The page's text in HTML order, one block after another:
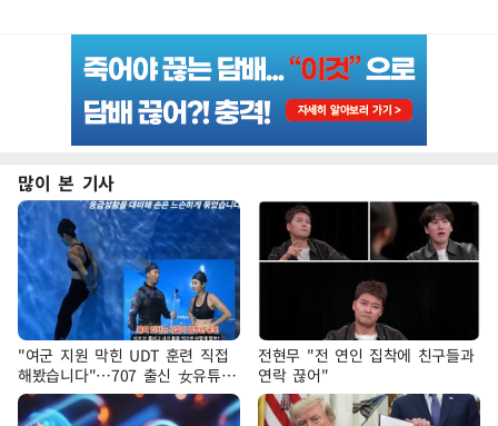
많이 본 기사
"여군 지원 막힌 UDT 훈련 직접
해봤습니다"…707 출신 女유튜버
'완벽 소화'
전현무 "전 연인 집착에 친구들과
연락 끊어"